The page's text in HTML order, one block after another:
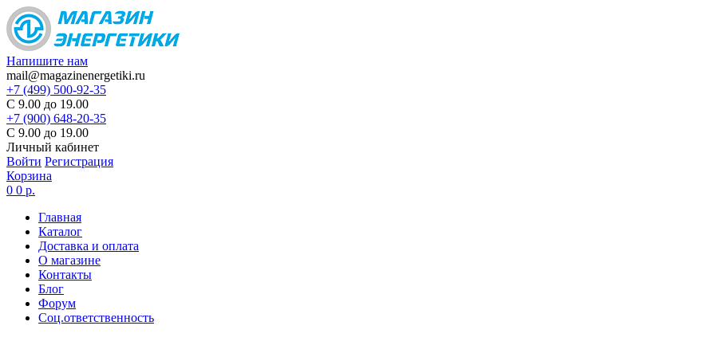
Напишите нам
mail@magazinenergetiki.ru
+7 (499) 500-92-35
С 9.00 до 19.00
+7 (900) 648-20-35
С 9.00 до 19.00
Личный кабинет
Войти Регистрация
Корзина
0 0 р.
Главная
Каталог
Доставка и оплата
О магазине
Контакты
Блог
Форум
Соц.ответственность